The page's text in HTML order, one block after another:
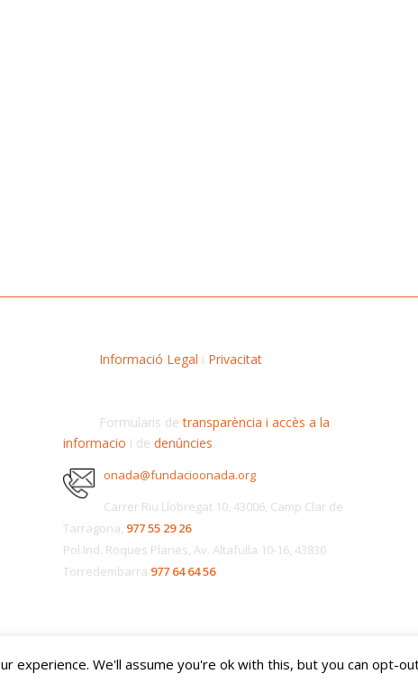
Informació Legal i Privacitat
Formularis detransparència i accès a la
informacio i de denúncies.
onada@fundacioonada.org
Carrer Riu Llobregat 10, 43006, Camp Clar de
Tarragona, 977 55 29 26
Pol.Ind. Roques Planes, Av. Altafulla 10-16, 43830
Torredembarra 977 64 64 56
experience. We'll assume you're ok with this, but you can opt-